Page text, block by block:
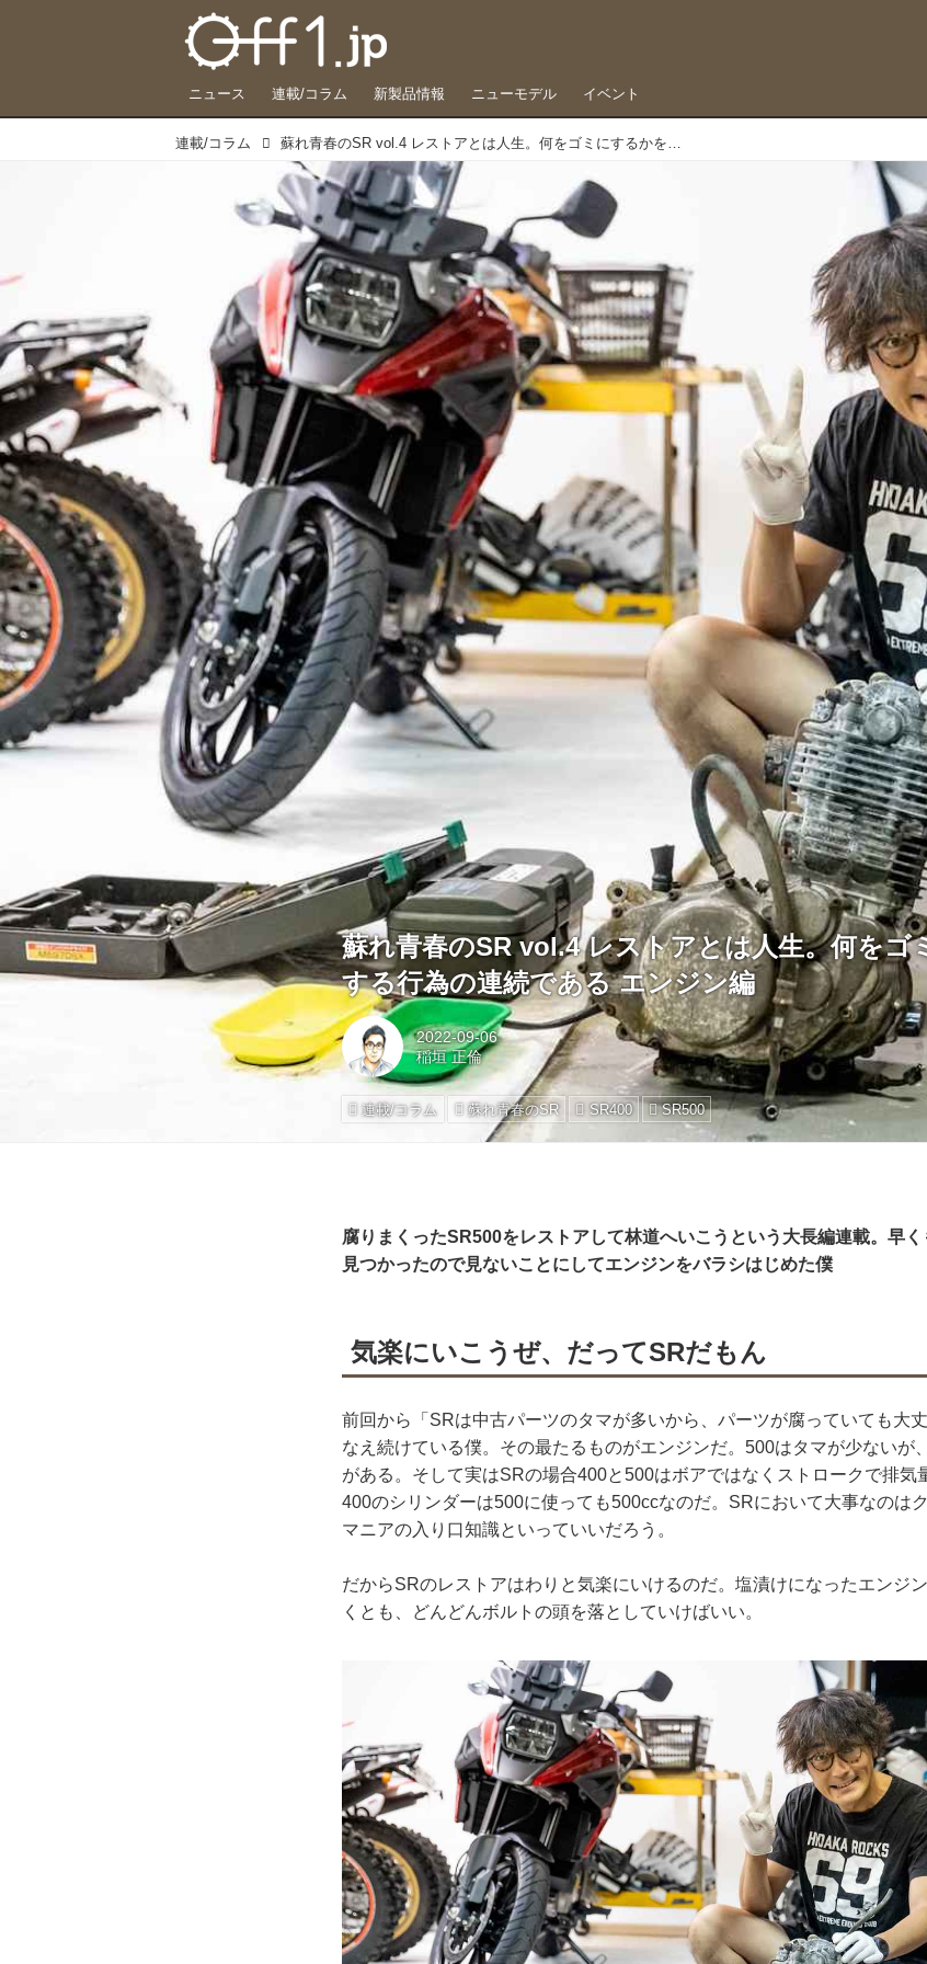
ニュース 連載/コラム 新製品情報 ニューモデル イベント
連載/コラム 蘇れ青春のSR vol.4 レストアとは人生。何をゴミにするかを決断する行為の連続である エンジン編
蘇れ青春のSR vol.4 レストアとは人生。何をゴ
する行為の連続である エンジン編
2022-09-06
稲垣 正倫
連載/コラム 蘇れ青春のSR SR400 SR500
腐りまくったSR500をレストアして林道へいこうという大長編連載。早
見つかったので見ないことにしてエンジンをバラシはじめた僕
気楽にいこうぜ、だってSRだもん
前回から「SRは中古パーツのタマが多いから、パーツが腐っていても大
なえ続けている僕。その最たるものがエンジンだ。500はタマが少ないが
がある。そして実はSRの場合400と500はボアではなくストロークで排気
400のシリンダーは500に使っても500ccなのだ。SRにおいて大事なのは
マニアの入り口知識といっていいだろう。
だからSRのレストアはわりと気楽にいけるのだ。塩漬けになったエンジ
くとも、どんどんボルトの頭を落としていけばいい。